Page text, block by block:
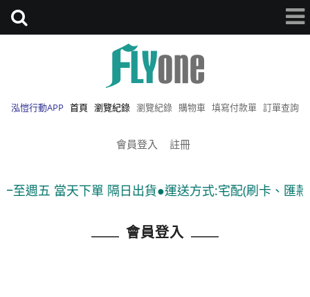
泓愷行動APP 首頁 瀏覽紀錄 瀏覽紀錄 購物車 填寫付款單 訂單查詢
會員登入 註冊
週五 當天下單 隔日出貨●運送方式:宅配(刷卡、匯款
會員登入